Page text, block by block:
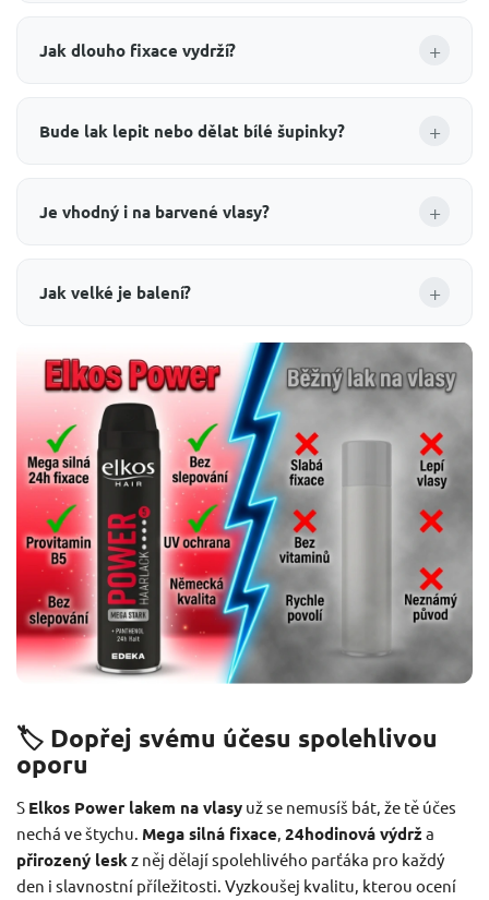
Jak dlouho fixace vydrží? +
Bude lak lepit nebo dělat bílé šupinky? +
Je vhodný i na barvené vlasy? +
Jak velké je balení? +
🏷️ Dopřej svému účesu spolehlivou
oporu
S Elkos Power lakem na vlasy už se nemusíš bát, že tě účes
nechá ve štychu. Mega silná fixace, 24hodinová výdrž a
přirozený leskz něj dělají spolehlivého parťáka pro každý
den i slavnostní příležitosti. Vyzkoušej kvalitu, kterou ocení